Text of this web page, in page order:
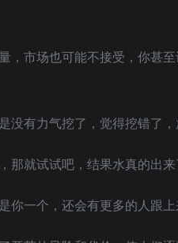
，市场也可能不接受，你甚
有力气挖了，觉得挖错了，
就试试吧，结果水真的出来
一个，还会有更多的人跟上